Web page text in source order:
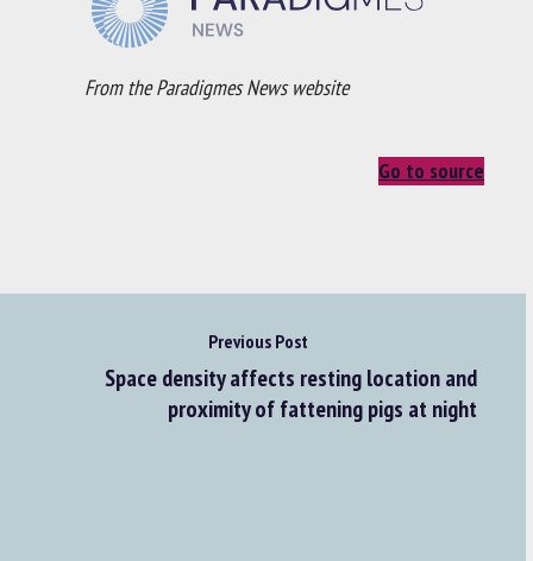
From the Paradigmes News website
Go to source
Previous Post
Space density affects resting location and
proximity of fattening pigs at night